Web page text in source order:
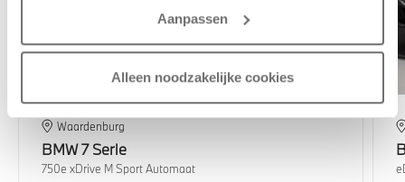
Aanpassen
Alleen noodzakelijke cookies
Waardenburg
BMW7 Serie
750e xDrive M Sport Automaat